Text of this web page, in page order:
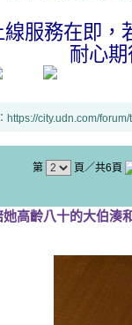
線服務在即，
耐心
https://city.udn.com/
第 頁／共6頁
高齡八十的大伯湊